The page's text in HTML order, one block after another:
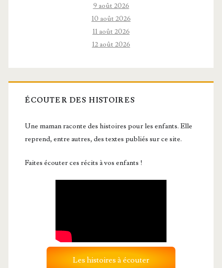
9 août 2026
10 août 2026
11 août 2026
12 août 2026
ÉCOUTER DES HISTOIRES
Une maman raconte des histoires pour les enfants. Elle
reprend, entre autres, des textes publiés sur ce site.
Faites écouter ces récits à vos enfants !
Les histoires à écouter